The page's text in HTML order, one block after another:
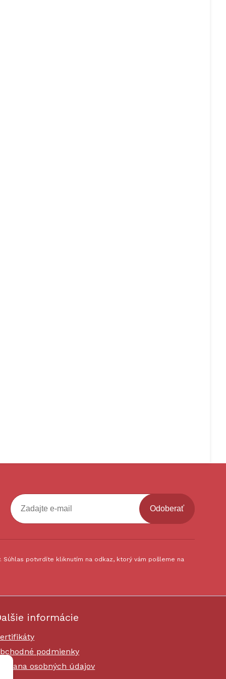
Odoberať
potvrdíte kliknutím na odkaz, ktorý vám pošleme na
informácie
podmienky
osobných údajov